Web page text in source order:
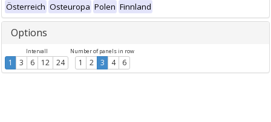
Österreich Osteuropa Polen Finnland
Options
Intervall
1 3 6 12 24
Number of panels in row
1 2 3 4 6